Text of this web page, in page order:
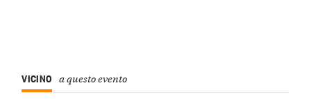
VICINO a questo evento